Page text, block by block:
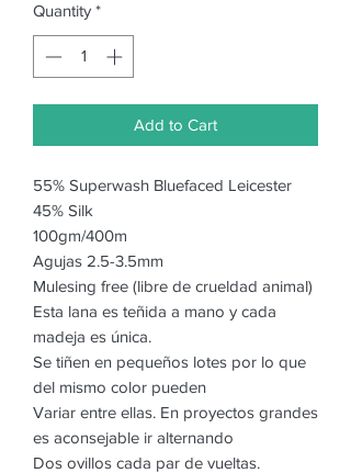
Quantity *
Add to Cart
55% Superwash Bluefaced Leicester
45% Silk
100gm/400m
Agujas 2.5-3.5mm
Mulesing free (libre de crueldad animal)
Esta lana es teñida a mano y cada
madeja es única.
Se tiñen en pequeños lotes por lo que
del mismo color pueden
Variar entre ellas. En proyectos grandes
es aconsejable ir alternando
Dos ovillos cada par de vueltas.